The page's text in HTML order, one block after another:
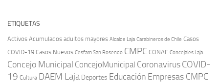
ETIQUETAS
Activos Acumulados adultos mayores Alcalde Laja Carabineros de Chile Casos
COVID-19 Casos Nuevos Cesfam San Rosendo CMPC CONAF Concejales Laja
Concejo Municipal ConcejoMunicipal CoronavirusCOVID-
19 Cultura DAEM Laja Deportes Educación Empresas CMPC